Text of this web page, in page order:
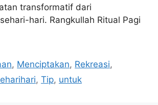
transformatif dari
hari. Rangkullah Ritual Pagi
, Menciptakan, Rekreasi,
, Tip, untuk